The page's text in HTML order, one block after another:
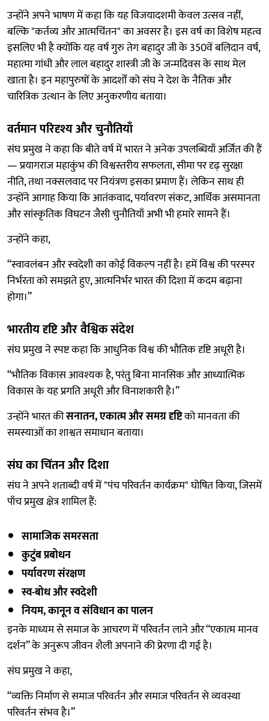
उन्होंने अपने भाषण में कहा कि यह विजयादशमी केवल उत्सव नहीं,
बल्कि "कर्तव्य और आत्मचिंतन" का अवसर है। इस वर्ष का विशेष महत्व
इसलिए भी है क्योंकि यह वर्ष गुरु तेग बहादुर जी के 350वें बलिदान वर्ष,
महात्मा गांधी और लाल बहादुर शास्त्री जी के जन्मदिवस के साथ मेल
खाता है। इन महापुरुषों के आदर्शों को संघ ने देश के नैतिक और
चारित्रिक उत्थान के लिए अनुकरणीय बताया।
वर्तमान परिदृश्य और चुनौतियाँ
संघ प्रमुख ने कहा कि बीते वर्ष में भारत ने अनेक उपलब्धियाँ अर्जित की हैं
— प्रयागराज महाकुंभ की विश्वस्तरीय सफलता, सीमा पर दृढ़ सुरक्षा
नीति, तथा नक्सलवाद पर नियंत्रण इसका प्रमाण हैं। लेकिन साथ ही
उन्होंने आगाह किया कि आतंकवाद, पर्यावरण संकट, आर्थिक असमानता
और सांस्कृतिक विघटन जैसी चुनौतियाँ अभी भी हमारे सामने हैं।
उन्होंने कहा,
“स्वावलंबन और स्वदेशी का कोई विकल्प नहीं है। हमें विश्व की परस्पर
निर्भरता को समझते हुए, आत्मनिर्भर भारत की दिशा में कदम बढ़ाना
होगा।”
भारतीय दृष्टि और वैश्विक संदेश
संघ प्रमुख ने स्पष्ट कहा कि आधुनिक विश्व की भौतिक दृष्टि अधूरी है।
“भौतिक विकास आवश्यक है, परंतु बिना मानसिक और आध्यात्मिक
विकास के यह प्रगति अधूरी और विनाशकारी है।”
उन्होंने भारत कीसनातन, एकात्म और समग्र दृष्टिको मानवता की
समस्याओं का शाश्वत समाधान बताया।
संघ का चिंतन और दिशा
संघ ने अपने शताब्दी वर्ष में "पंच परिवर्तन कार्यक्रम" घोषित किया, जिसमें
पाँच प्रमुख क्षेत्र शामिल हैं:
सामाजिक समरसता
कुटुंब प्रबोधन
पर्यावरण संरक्षण
स्व-बोध और स्वदेशी
नियम, कानून व संविधान का पालन
इनके माध्यम से समाज के आचरण में परिवर्तन लाने और “एकात्म मानव
दर्शन” के अनुरूप जीवन शैली अपनाने की प्रेरणा दी गई है।
संघ प्रमुख ने कहा,
“व्यक्ति निर्माण से समाज परिवर्तन और समाज परिवर्तन से व्यवस्था
परिवर्तन संभव है।”